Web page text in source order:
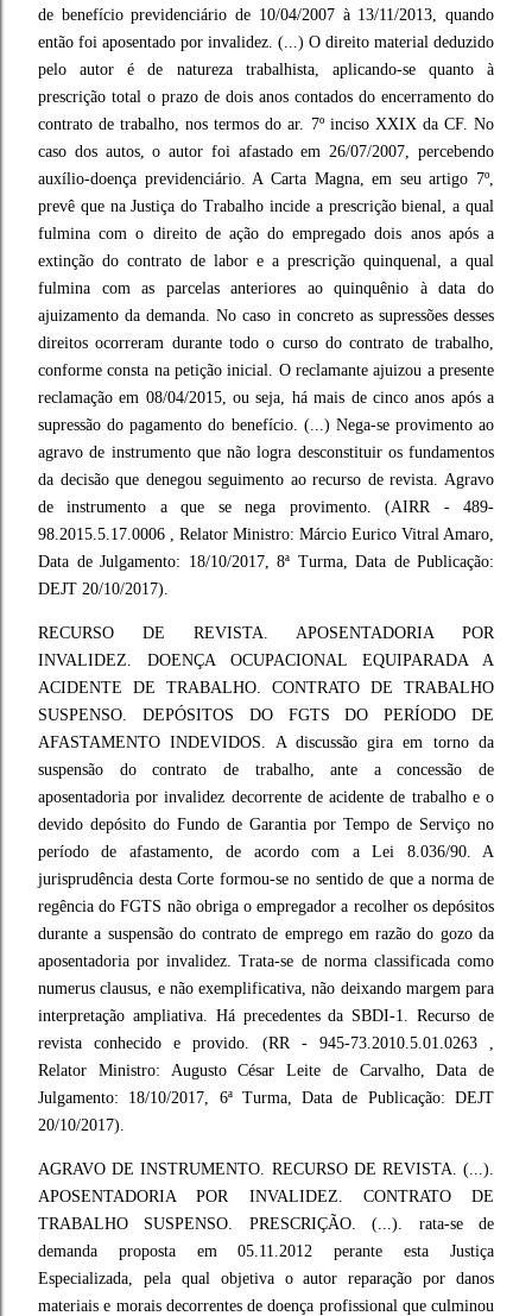
de benefício previdenciário de 10/04/2007 à 13/11/2013, quando
então foi aposentado por invalidez. (...) O direito material deduzido
pelo autor é de natureza trabalhista, aplicando-se quanto à
prescrição total o prazo de dois anos contados do encerramento do
contrato de trabalho, nos termos do ar. 7º inciso XXIX da CF. No
caso dos autos, o autor foi afastado em 26/07/2007, percebendo
auxílio-doença previdenciário. A Carta Magna, em seu artigo 7º,
prevê que na Justiça do Trabalho incide a prescrição bienal, a qual
fulmina com o direito de ação do empregado dois anos após a
extinção do contrato de labor e a prescrição quinquenal, a qual
fulmina com as parcelas anteriores ao quinquênio à data do
ajuizamento da demanda. No caso in concreto as supressões desses
direitos ocorreram durante todo o curso do contrato de trabalho,
conforme consta na petição inicial. O reclamante ajuizou a presente
reclamação em 08/04/2015, ou seja, há mais de cinco anos após a
supressão do pagamento do benefício. (...) Nega-se provimento ao
agravo de instrumento que não logra desconstituir os fundamentos
da decisão que denegou seguimento ao recurso de revista. Agravo
de instrumento a que se nega provimento. (AIRR - 489-
98.2015.5.17.0006 , Relator Ministro: Márcio Eurico Vitral Amaro,
Data de Julgamento: 18/10/2017, 8ª Turma, Data de Publicação:
DEJT 20/10/2017).
RECURSO DE REVISTA. APOSENTADORIA POR
INVALIDEZ. DOENÇA OCUPACIONAL EQUIPARADA A
ACIDENTE DE TRABALHO. CONTRATO DE TRABALHO
SUSPENSO. DEPÓSITOS DO FGTS DO PERÍODO DE
AFASTAMENTO INDEVIDOS. A discussão gira em torno da
suspensão do contrato de trabalho, ante a concessão de
aposentadoria por invalidez decorrente de acidente de trabalho e o
devido depósito do Fundo de Garantia por Tempo de Serviço no
período de afastamento, de acordo com a Lei 8.036/90. A
jurisprudência desta Corte formou-se no sentido de que a norma de
regência do FGTS não obriga o empregador a recolher os depósitos
durante a suspensão do contrato de emprego em razão do gozo da
aposentadoria por invalidez. Trata-se de norma classificada como
numerus clausus, e não exemplificativa, não deixando margem para
interpretação ampliativa. Há precedentes da SBDI-1. Recurso de
revista conhecido e provido. (RR - 945-73.2010.5.01.0263 ,
Relator Ministro: Augusto César Leite de Carvalho, Data de
Julgamento: 18/10/2017, 6ª Turma, Data de Publicação: DEJT
20/10/2017).
AGRAVO DE INSTRUMENTO. RECURSO DE REVISTA. (...).
APOSENTADORIA POR INVALIDEZ. CONTRATO DE
TRABALHO SUSPENSO. PRESCRIÇÃO. (...). rata-se de
demanda proposta em 05.11.2012 perante esta Justiça
Especializada, pela qual objetiva o autor reparação por danos
materiais e morais decorrentes de doença profissional que culminou